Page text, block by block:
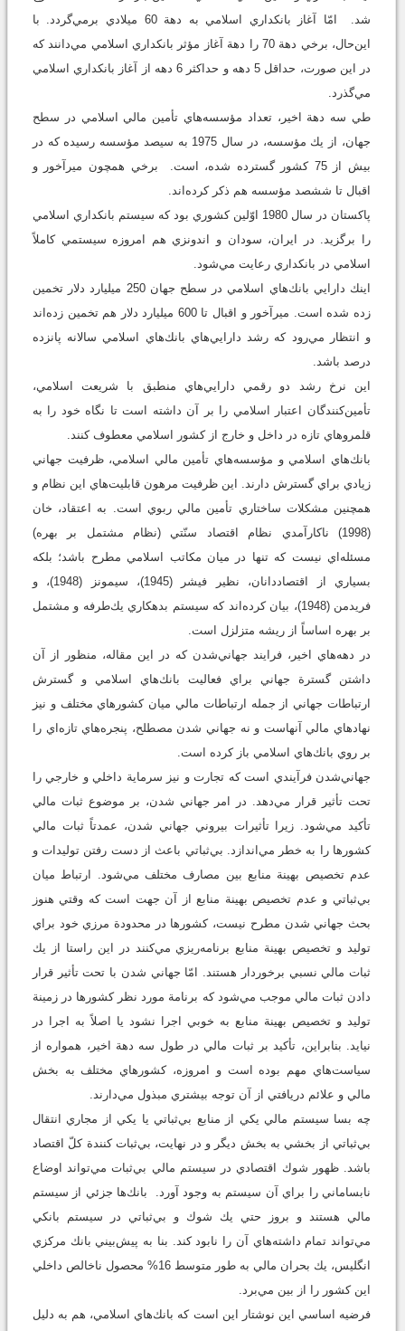
شد. امّا آغاز بانكداري اسلامي به دهة 60 ميلادي برمي‌گردد. با
اين‌حال، برخي دهة 70 را دهة آغاز مؤثر بانكداري اسلامي مي‌دانند كه
در اين صورت، حداقل 5 دهه و حداكثر 6 دهه از آغاز بانكداري اسلامي
مي‌گذرد.
طي سه دهة اخير، تعداد مؤسسه‌هاي تأمين مالي اسلامي در سطح
جهان، از يك مؤسسه، در سال 1975 به سيصد مؤسسه رسيده كه در
بيش از 75 كشور گسترده شده، است. برخي همچون ميرآخور و
اقبال تا ششصد مؤسسه هم ذكر كرده‌اند.
پاكستان در سال 1980 اوّلين كشوري بود كه سيستم بانكداري اسلامي
را برگزيد. در ايران، سودان و اندونزي هم امروزه سيستمي كاملاً
اسلامي در بانكداري رعايت مي‌شود.
اينك دارايي بانك‌هاي اسلامي در سطح جهان 250 ميليارد دلار تخمين
زده شده است. ميرآخور و اقبال تا 600 ميليارد دلار هم تخمين زده‌اند
و انتظار مي‌رود كه رشد دارايي‌هاي بانك‌هاي اسلامي سالانه پانزده
درصد باشد.
اين نرخ رشد دو رقمي دارايي‌هاي منطبق با شريعت اسلامي،
تأمين‌كنندگان اعتبار اسلامي را بر آن داشته است تا نگاه خود را به
قلمروهاي تازه در داخل و خارج از كشور اسلامي معطوف كنند.
بانك‌هاي اسلامي و مؤسسه‌هاي تأمين مالي اسلامي، ظرفيت جهاني
زيادي براي گسترش دارند. اين ظرفيت مرهون قابليت‌هاي اين نظام و
همچنين مشكلات ساختاري تأمين مالي ربوي است. به اعتقاد، خان
(1998) ناكارآمدي نظام اقتصاد سنّتي (نظام مشتمل بر بهره)
مسئله‌اي نيست كه تنها در ميان مكاتب اسلامي مطرح باشد؛ بلكه
بسياري از اقتصاددانان، نظير فيشر (1945)، سيمونز (1948)، و
فريدمن (1948)، بيان كرده‌اند كه سيستم بدهكاري يك‌طرفه و مشتمل
بر بهره اساساً از ريشه متزلزل است.
در دهه‌هاي اخير، فرايند جهاني‌شدن كه در اين مقاله، منظور از آن
داشتن گسترة جهاني براي فعاليت بانك‌هاي اسلامي و گسترش
ارتباطات جهاني از جمله ارتباطات مالي ميان كشورهاي مختلف و نيز
نهادهاي مالي آنهاست و نه جهاني شدن مصطلح، پنجره‌هاي تازه‌اي را
بر روي بانك‌هاي اسلامي باز كرده است.
جهاني‌شدن فرآيندي است كه تجارت و نيز سرماية داخلي و خارجي را
تحت تأثير قرار مي‌دهد. در امر جهاني شدن، بر موضوع ثبات مالي
تأكيد مي‌شود. زيرا تأثيرات بيروني جهاني شدن، عمدتاً ثبات مالي
كشورها را به خطر مي‌اندازد. بي‌ثباتي باعث از دست رفتن توليدات و
عدم تخصيص بهينة منابع بين مصارف مختلف مي‌شود. ارتباط ميان
بي‌ثباتي و عدم تخصيص بهينة منابع از آن جهت است كه وقتي هنوز
بحث جهاني شدن مطرح نيست، كشورها در محدودة مرزي خود براي
توليد و تخصيص بهينة منابع برنامه‌ريزي مي‌كنند در اين راستا از يك
ثبات مالي نسبي برخوردار هستند. امّا جهاني شدن با تحت تأثير قرار
دادن ثبات مالي موجب مي‌شود كه برنامة مورد ‌نظر كشورها در زمينة
توليد و تخصيص بهينة منابع به خوبي اجرا نشود يا اصلاً به اجرا در
نيايد. بنابراين، تأكيد بر ثبات مالي در طول سه دهة اخير، همواره از
سياست‌هاي‌ مهم بوده است و امروزه، كشورهاي مختلف به بخش
مالي و علائم دريافتي از آن توجه بيشتري مبذول مي‌دارند.
چه بسا سيستم مالي يكي از منابع بي‌ثباتي يا يكي از مجاري انتقال
بي‌ثباتي از بخشي به بخش ديگر و در نهايت، بي‌ثبات كنندة‌ كلّ اقتصاد
باشد. ظهور شوك اقتصادي در سيستم مالي بي‌ثبات مي‌تواند اوضاع
نابساماني را براي آن سيستم به وجود آورد. بانك‌ها جزئي از سيستم
مالي هستند و بروز حتي يك شوك و بي‌ثباتي در سيستم بانكي
مي‌تواند تمام داشته‌هاي آن را نابود كند. بنا به پيش‌بيني بانك مركزي
انگليس، يك بحران مالي به طور متوسط 16% محصول ناخالص داخلي
اين كشور را از بين مي‌برد.
فرضيه اساسي اين نوشتار اين است كه بانك‌هاي اسلامي، هم به دليل